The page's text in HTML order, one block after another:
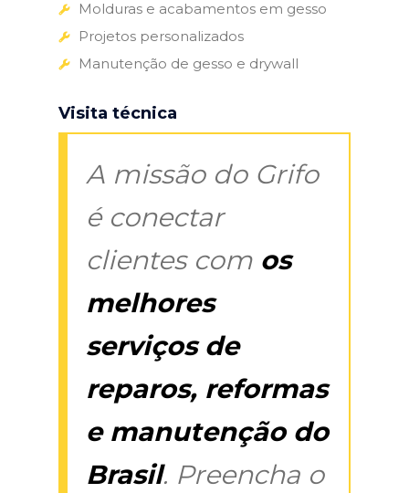
Molduras e acabamentos em gesso
Projetos personalizados
Manutenção de gesso e drywall
Visita técnica
A missão do Grifo
é conectar
clientes com os
melhores
serviços de
reparos, reformas
e manutenção do
Brasil. Preencha o